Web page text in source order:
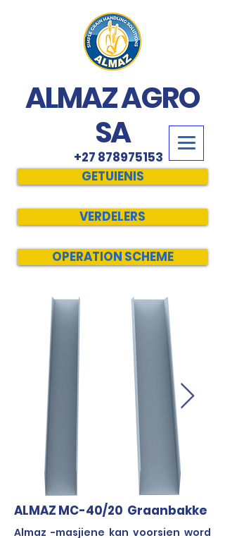
ALMAZ AGRO
SA
+27 878975153
GETUIENIS
VERDELERS
OPERATION SCHEME
ALMAZ MC-40/20 Graanbakke
Almaz -masjiene kan voorsien word